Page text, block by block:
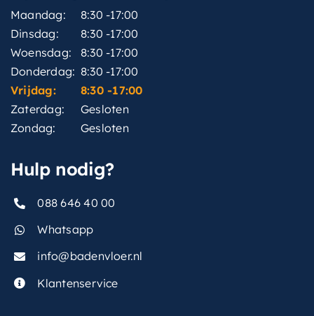
Maandag:
8:30 -17:00
Dinsdag:
8:30 -17:00
Woensdag:
8:30 -17:00
Donderdag: 8:30 -17:00
Vrijdag:
8:30 -17:00
Zaterdag:
Gesloten
Zondag:
Gesloten
Hulp nodig?
088 646 40 00
Whatsapp
info@badenvloer.nl
Klantenservice